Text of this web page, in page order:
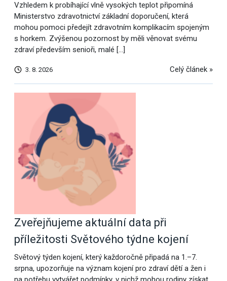
Vzhledem k probíhající vlně vysokých teplot připomíná
Ministerstvo zdravotnictví základní doporučení, která
mohou pomoci předejít zdravotním komplikacím spojeným
s horkem. Zvýšenou pozornost by měli věnovat svému
zdraví především senioři, malé […]
3. 8. 2026 Celý článek »
Zveřejňujeme aktuální data při
příležitosti Světového týdne kojení
Světový týden kojení, který každoročně připadá na 1.–7.
srpna, upozorňuje na význam kojení pro zdraví dětí a žen i